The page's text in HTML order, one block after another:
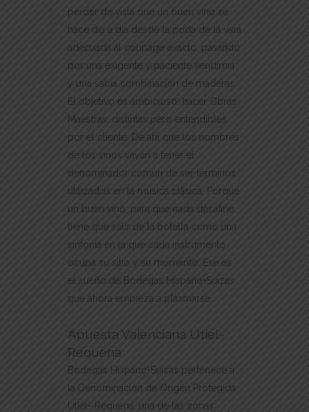
perder de vista que un buen vino se
hace día a día desde la poda de la vara
adecuada al coupage exacto, pasando
por una exigente y paciente vendimia
y una sabia combinación de maderas.
El objetivo es ambicioso: hacer Obras
Maestras, distintas pero entendibles
por el cliente. De ahí que los nombres
de los vinos vayan a tener el
denominador común de ser términos
utilizados en la música clásica. Porque
un buen vino, para que nada desafine,
tiene que salir de la botella como una
sinfonía en la que cada instrumento
ocupa su sitio y su momento. Ése es
el sueño de Bodegas Hispano+Suizas
que ahora empieza a plasmarse.
Apuesta Valenciana Utiel-
Requena
Bodegas Hispano+Suizas pertenece a
la Denominación de Origen Protegida
Utiel- Requena, una de las zonas